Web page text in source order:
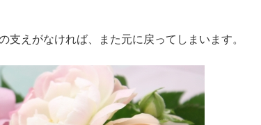
えがなければ、また元に戻ってしまいます。